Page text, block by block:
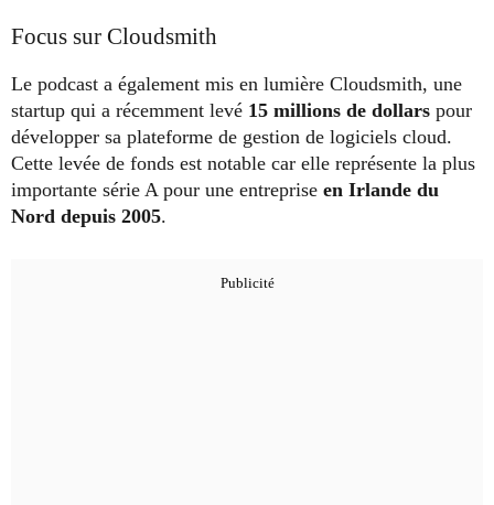
Focus sur Cloudsmith
Le podcast a également mis en lumière Cloudsmith, une
startup qui a récemment levé 15 millions de dollars pour
développer sa plateforme de gestion de logiciels cloud.
Cette levée de fonds est notable car elle représente la plus
importante série A pour une entreprise en Irlande du
Nord depuis 2005.